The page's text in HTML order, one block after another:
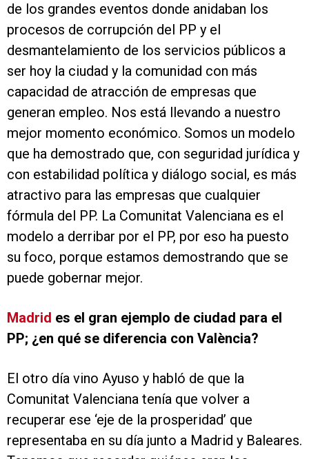
de los grandes eventos donde anidaban los
procesos de corrupción del PP y el
desmantelamiento de los servicios públicos a
ser hoy la ciudad y la comunidad con más
capacidad de atracción de empresas que
generan empleo. Nos está llevando a nuestro
mejor momento económico. Somos un modelo
que ha demostrado que, con seguridad jurídica y
con estabilidad política y diálogo social, es más
atractivo para las empresas que cualquier
fórmula del PP. La Comunitat Valenciana es el
modelo a derribar por el PP, por eso ha puesto
su foco, porque estamos demostrando que se
puede gobernar mejor.
Madrid es el gran ejemplo de ciudad para el
PP; ¿en qué se diferencia con València?
El otro día vino Ayuso y habló de que la
Comunitat Valenciana tenía que volver a
recuperar ese ‘eje de la prosperidad’ que
representaba en su día junto a Madrid y Baleares.